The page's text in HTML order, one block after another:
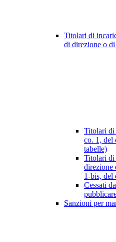
Titolari di
di direzione o
Titolari di
co. 1, del
tabelle)
Titolari di
direzione
1-bis, del
Cessati
Sanzioni per